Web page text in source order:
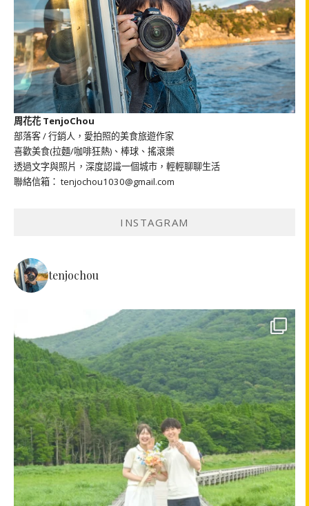
周花花 TenjoChou
部落客 / 行銷人，愛拍照的美食旅遊作家
喜歡美食(拉麵/咖啡狂熱)、棒球、搖滾樂
透過文字與照片，深度認識一個城市，輕輕聊聊生活
聯絡信箱： tenjochou1030@gmail.com
INSTAGRAM
tenjochou